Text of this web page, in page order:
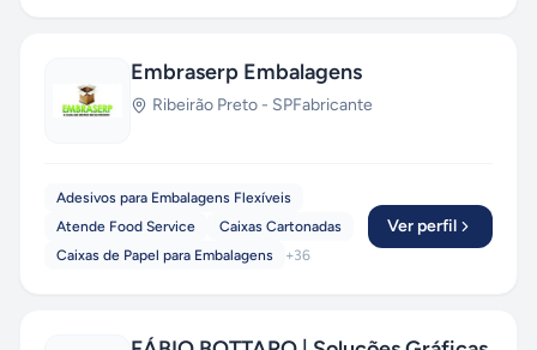
Embraserp Embalagens
Ribeirão Preto - SPFabricante
Adesivos para Embalagens Flexíveis
Atende Food Service
Caixas Cartonadas
Caixas de Papel para Embalagens
+36
Ver perfil